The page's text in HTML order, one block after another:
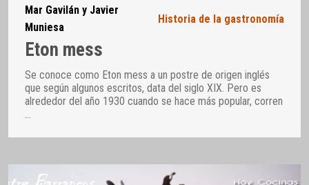
Mar Gavilán y Javier
Muniesa
Historia de la gastronomía
Eton mess
Se conoce como Eton mess a un postre de origen inglés
que según algunos escritos, data del siglo XIX. Pero es
alrededor del año 1930 cuando se hace más popular, corren
…